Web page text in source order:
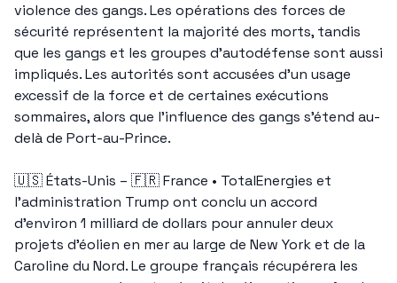
violence des gangs. Les opérations des forces de
sécurité représentent la majorité des morts, tandis
que les gangs et les groupes d’autodéfense sont aussi
impliqués. Les autorités sont accusées d’un usage
excessif de la force et de certaines exécutions
sommaires, alors que l’influence des gangs s’étend au-
delà de Port-au-Prince.
🇺🇸 États-Unis – 🇫🇷 France • TotalEnergies et
l’administration Trump ont conclu un accord
d’environ 1 milliard de dollars pour annuler deux
projets d’éolien en mer au large de New York et de la
Caroline du Nord. Le groupe français récupérera les